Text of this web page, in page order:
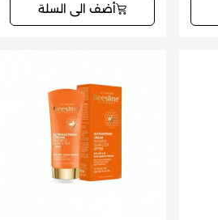
أضف الى السلة